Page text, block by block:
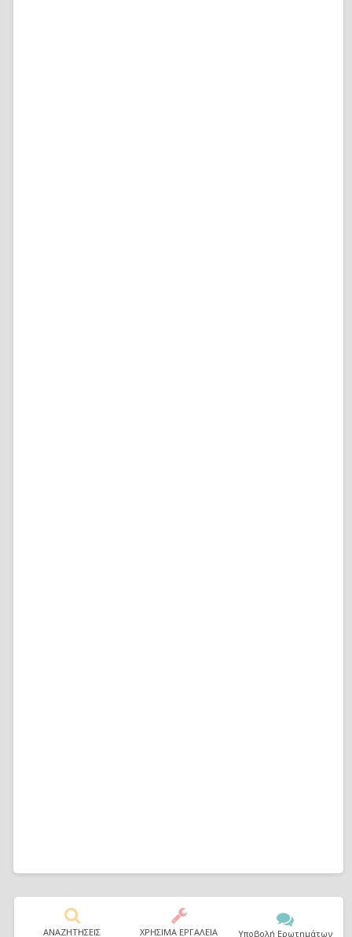
ΑΝΑΖΗΤΗΣΕΙΣ ΧΡΗΣΙΜΑ ΕΡΓΑΛΕΙΑ Υποβολή Ερωτημάτων